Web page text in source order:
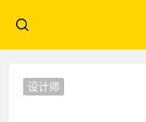
设计师